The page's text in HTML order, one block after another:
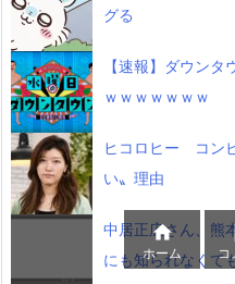
グる
【速報】ダウン
ｗｗｗｗｗｗｗ
ヒコロヒー コン
い〟理由
中居正広さん、熊
にも知られなくて

ホーム コ